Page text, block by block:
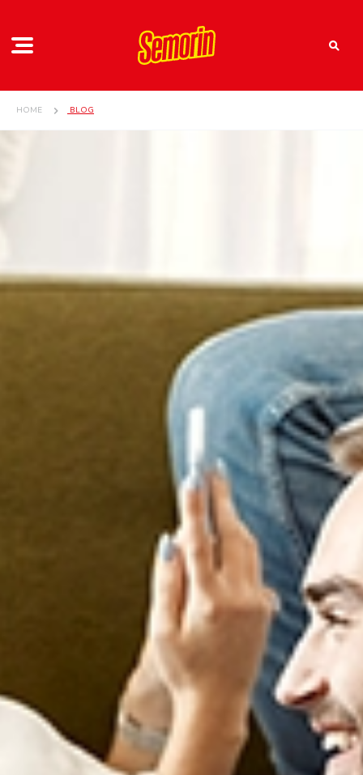
HOME BLOG